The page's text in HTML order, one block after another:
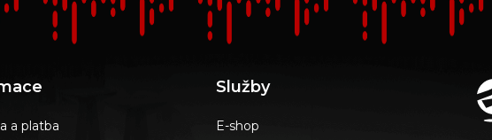
a platba
Služby
E-shop